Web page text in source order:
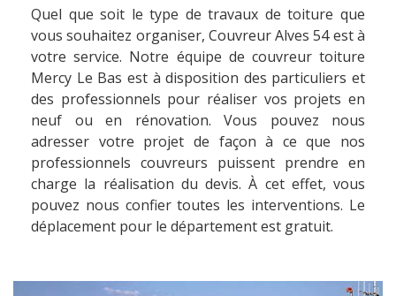
Quel que soit le type de travaux de toiture que
vous souhaitez organiser, Couvreur Alves 54 est à
votre service. Notre équipe de couvreur toiture
Mercy Le Bas est à disposition des particuliers et
des professionnels pour réaliser vos projets en
neuf ou en rénovation. Vous pouvez nous
adresser votre projet de façon à ce que nos
professionnels couvreurs puissent prendre en
charge la réalisation du devis. À cet effet, vous
pouvez nous confier toutes les interventions. Le
déplacement pour le département est gratuit.